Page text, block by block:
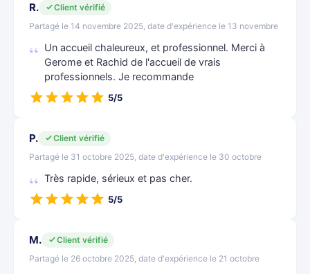
R.
Client vérifié
Partagé le 14 novembre 2025, date d'expérience le 13 novembre
Un accueil chaleureux, et professionnel. Merci à
Gerome et Rachid de l'accueil de vrais
professionnels. Je recommande
5/5
P.
Client vérifié
Partagé le 31 octobre 2025, date d'expérience le 30 octobre
Très rapide, sérieux et pas cher.
5/5
M.
Client vérifié
Partagé le 26 octobre 2025, date d'expérience le 21 octobre